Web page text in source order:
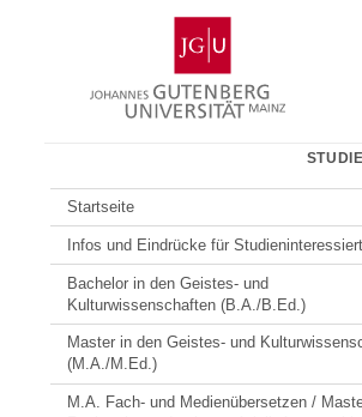
Gutenberg-
Universität
Mainz
Startseite
Infos und Eindrücke für
Bachelor in den Geistes- und
Kulturwissenschaften (B.A./B.Ed.)
Master in den Geistes- und
(M.A./M.Ed.)
M.A. Fach- und Medienübersetzen /